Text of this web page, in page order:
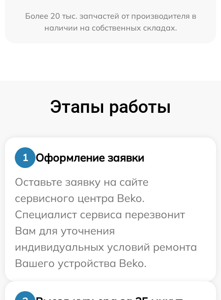
Более 20 тыс. запчастей от производителя в
наличии на собственных складах.
Этапы работы
1
Оформление заявки
Оставьте заявку на сайте
сервисного центра Beko.
Специалист сервиса перезвонит
Вам для уточнения
индивидуальных условий ремонта
Вашего устройства Beko.